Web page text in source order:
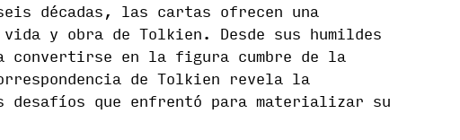
décadas, las cartas ofrecen una
y obra de Tolkien. Desde sus humildes
convertirse en la figura cumbre de la
de Tolkien revela la
desafíos que enfrentó para materializar su